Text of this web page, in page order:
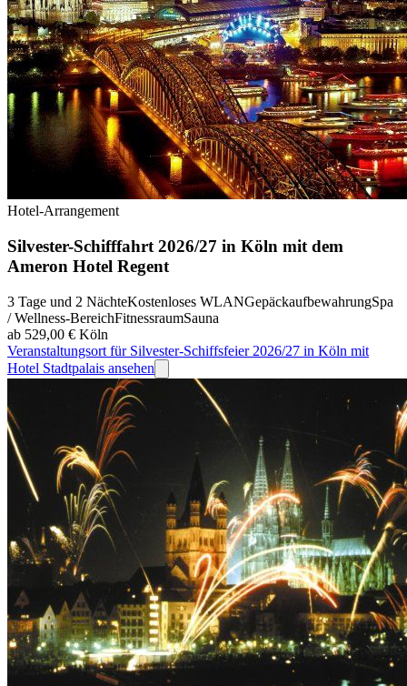
Hotel-Arrangement
Silvester-Schifffahrt 2026/27 in Köln mit dem
Ameron Hotel Regent
3 Tage und 2 NächteKostenloses WLANGepäckaufbewahrungSpa
/ Wellness-BereichFitnessraumSauna
ab 529,00 € Köln
Veranstaltungsort für Silvester-Schiffsfeier 2026/27 in Köln mit
Hotel Stadtpalais ansehen